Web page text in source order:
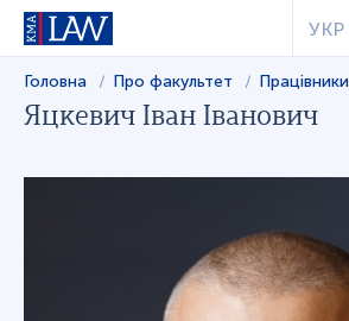
УКР
Головна Про факультет Працівники
Яцкевич Іван Іванович